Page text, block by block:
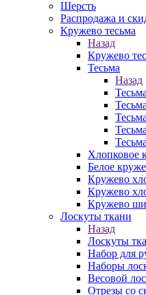
Шерсть
Распродажа и
Кружево тесьма
Назад
Кружево
Тесьма
Назад
Тесьма
Хлопковое
Белое
Кружево
Кружево
Кружево
Лоскуты ткани
Назад
Лоскуты
Набор для
Наборы
Весовой
Отрезы со